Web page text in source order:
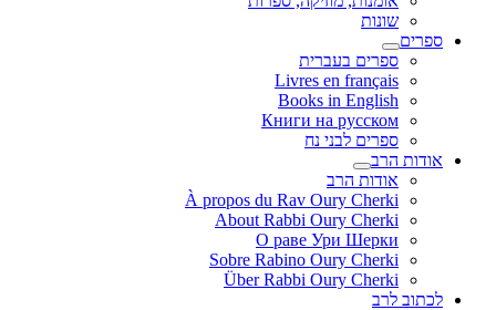
שונות
ספרים
ספרים בעברית
Livres en français
Books in English
Книги на русском
ספרים לבני נח
אודות הרב
אודות הרב
À propos du Rav Oury Cherki
About Rabbi Oury Cherki
О раве Ури Шерки
Sobre Rabino Oury Cherki
Über Rabbi Oury Cherki
לכתוב לרב